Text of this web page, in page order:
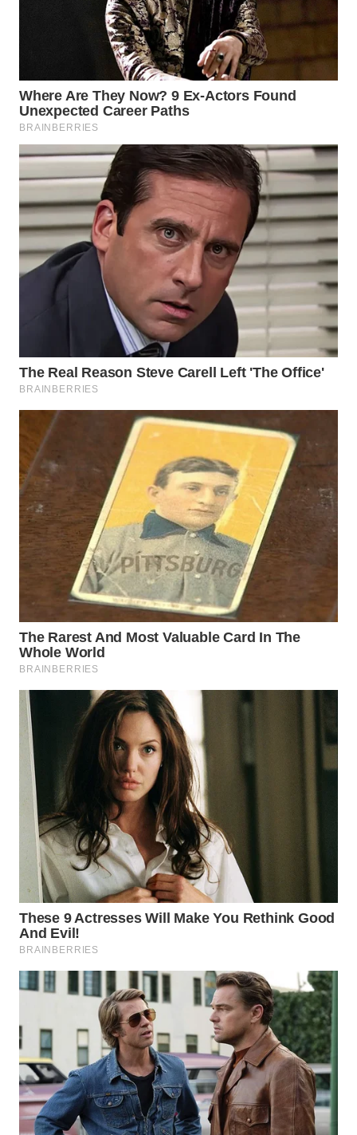
ADVOKAT
WAHANA
INFRASTRUKTUR
KONSUMEN
WAHANA
LISTRIK
WAHANA
TV
WAHANANEWS
WAHANANEWS
WAHANANEWS
WAHANA
SPORT
WAHANA
WAHANA
WAHANA
PERSONA
WAHANA
OTOMOTIF
WAHANA
HEALTH
DESA
WISATA
LAPAK
WAHANA
Wahana
Network